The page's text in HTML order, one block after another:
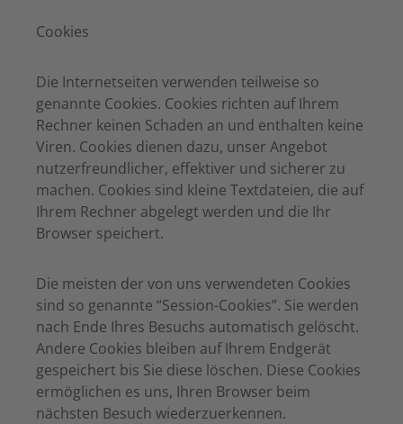
Cookies
Die Internetseiten verwenden teilweise so
genannte Cookies. Cookies richten auf Ihrem
Rechner keinen Schaden an und enthalten keine
Viren. Cookies dienen dazu, unser Angebot
nutzerfreundlicher, effektiver und sicherer zu
machen. Cookies sind kleine Textdateien, die auf
Ihrem Rechner abgelegt werden und die Ihr
Browser speichert.
Die meisten der von uns verwendeten Cookies
sind so genannte “Session-Cookies”. Sie werden
nach Ende Ihres Besuchs automatisch gelöscht.
Andere Cookies bleiben auf Ihrem Endgerät
gespeichert bis Sie diese löschen. Diese Cookies
ermöglichen es uns, Ihren Browser beim
nächsten Besuch wiederzuerkennen.